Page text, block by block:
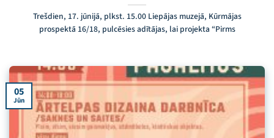
Trešdien, 17. jūnijā, plkst. 15.00 Liepājas muzejā, Kūrmājas
prospektā 16/18, pulcēsies adītājas, lai projekta “Pirms
05
Jūn